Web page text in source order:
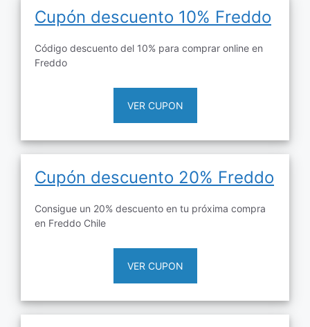
Cupón descuento 10% Freddo
Código descuento del 10% para comprar online en
Freddo
VER CUPON
Cupón descuento 20% Freddo
Consigue un 20% descuento en tu próxima compra
en Freddo Chile
VER CUPON